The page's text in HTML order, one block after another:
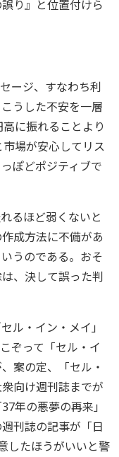
り』と位置付けら
ージ、すなわち利
うした不安を一層
に振れることより
場が安心してリス
ぽどポジティブで
るほど弱くないと
成方法に不備があ
うのである。おそ
、決して誤った判
ル・イン・メイ」
ぞって「セル・イ
案の定、「セル・
向け週刊誌までが
年の悪夢の再来」
刊誌の記事が「日
したほうがいいと警